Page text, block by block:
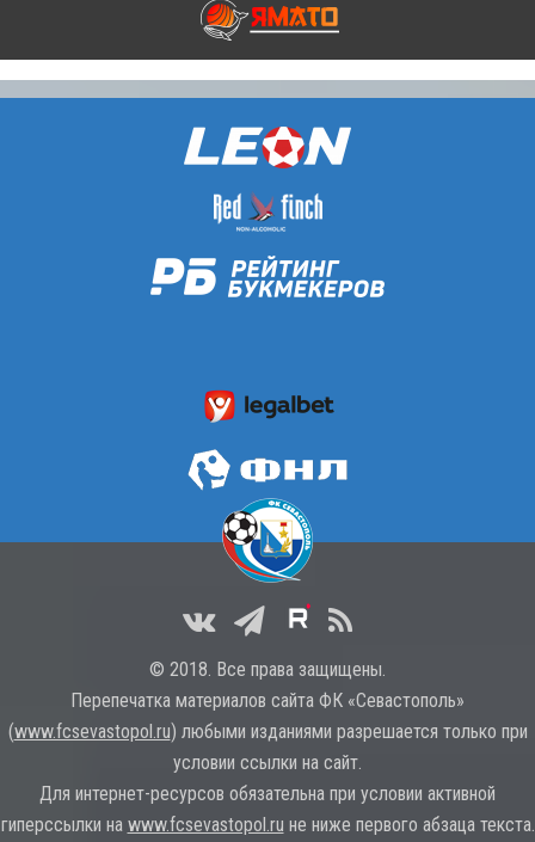
© 2018. Все права защищены.
Перепечатка материалов сайта ФК «Севастополь»
(www.fcsevastopol.ru) любыми изданиями разрешается только при
условии ссылки на сайт.
Для интернет-ресурсов обязательна при условии активной
гиперссылки на www.fcsevastopol.ru не ниже первого абзаца текста.